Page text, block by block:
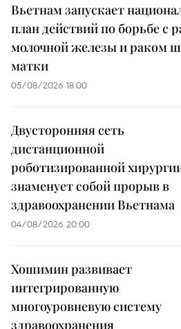
Вьетнам запускает
план действий по борьбе с
молочной железы и раком
матки
05/08/2026 18:00
Двусторонняя сеть
дистанционной
роботизированной
знаменует собой прорыв в
здравоохранении Вьетнама
04/08/2026 20:00
Хошимин развивает
интегрированную
многоуровневую систему
здравоохранения